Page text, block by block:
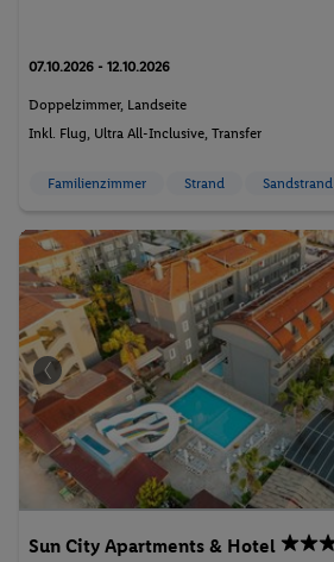
07.10.2026 - 12.10.2026
Doppelzimmer, Landseite
Inkl. Flug, Ultra All-Inclusive, Transfer
Familienzimmer Strand Sandstrand
Sun City Apartments & Hotel